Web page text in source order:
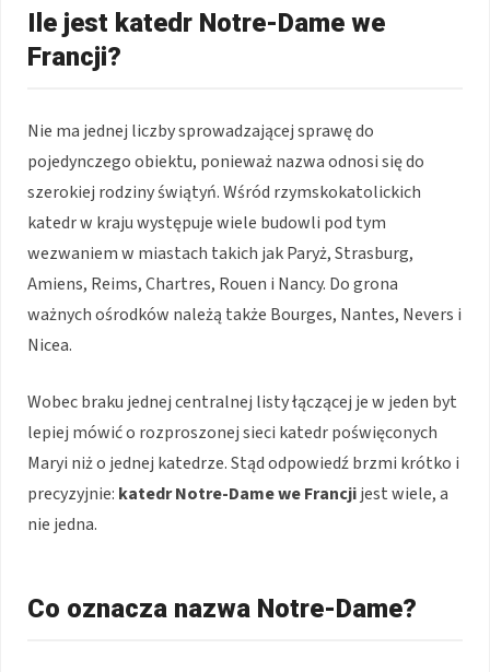
Ile jest katedr Notre-Dame we
Francji?
Nie ma jednej liczby sprowadzającej sprawę do
pojedynczego obiektu, ponieważ nazwa odnosi się do
szerokiej rodziny świątyń. Wśród rzymskokatolickich
katedr w kraju występuje wiele budowli pod tym
wezwaniem w miastach takich jak Paryż, Strasburg,
Amiens, Reims, Chartres, Rouen i Nancy. Do grona
ważnych ośrodków należą także Bourges, Nantes, Nevers i
Nicea.
Wobec braku jednej centralnej listy łączącej je w jeden byt
lepiej mówić o rozproszonej sieci katedr poświęconych
Maryi niż o jednej katedrze. Stąd odpowiedź brzmi krótko i
precyzyjnie: katedr Notre-Dame we Francjijest wiele, a
nie jedna.
Co oznacza nazwa Notre-Dame?